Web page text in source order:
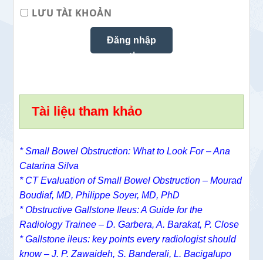
LƯU TÀI KHOẢN
Tài liệu tham khảo
* Small Bowel Obstruction: What to Look For – Ana
Catarina Silva
* CT Evaluation of Small Bowel Obstruction –Mourad
Boudiaf, MD,Philippe Soyer, MD, PhD
* Obstructive Gallstone Ileus: A Guide for the
Radiology Trainee – D. Garbera, A. Barakat, P. Close
* Gallstone ileus: key points every radiologist should
know – J. P. Zawaideh, S. Banderali, L. Bacigalupo